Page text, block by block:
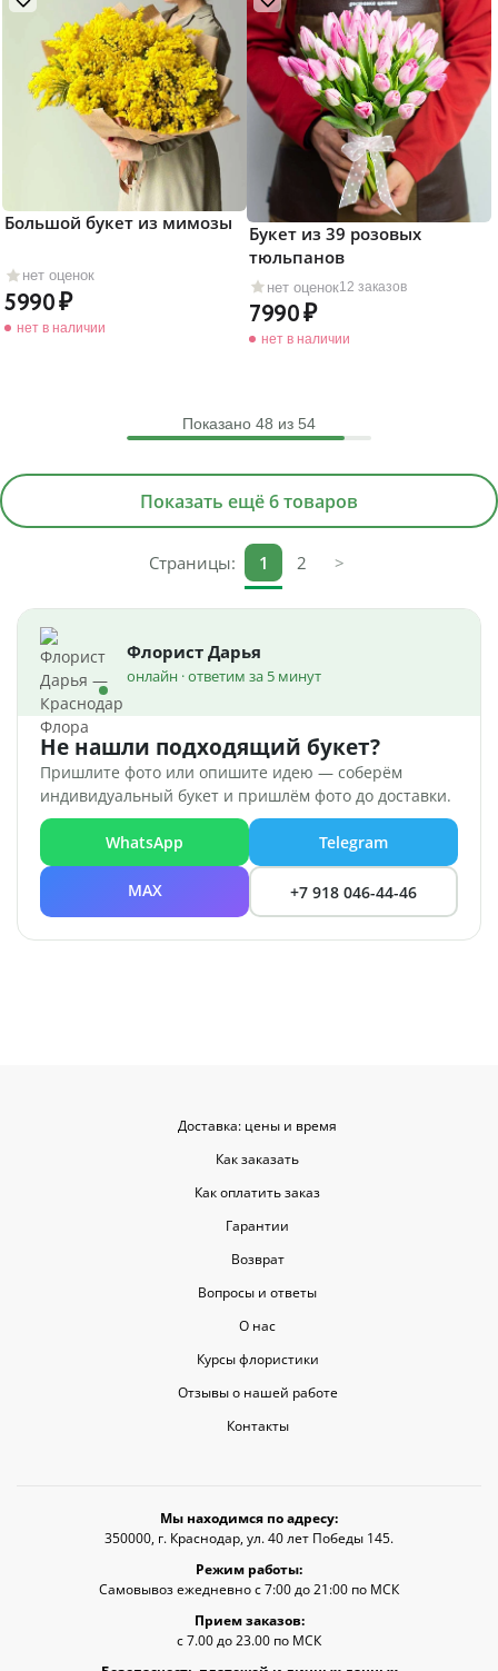
нет оценок
Большой букет из мимозы
5990
нет в наличии
нет оценок12 заказов
Букет из 39 розовых
тюльпанов
7990
нет в наличии
Показано 48 из 54
Показать ещё 6 товаров
Страницы: 1 2 >
Флорист Дарья
онлайн · ответим за 5 минут
Не нашли подходящий букет?
Пришлите фото или опишите идею — соберём
индивидуальный букет и пришлём фото до доставки.
WhatsApp Telegram
MAX +7 918 046-44-46
Доставка: цены и время
Как заказать
Как оплатить заказ
Гарантии
Возврат
Вопросы и ответы
О нас
Курсы флористики
Отзывы о нашей работе
Контакты
Мы находимся по адресу:
350000, г. Краснодар, ул. 40 лет Победы 145.
Режим работы:
Самовывоз ежедневно с 7:00 до 21:00 по МСК
Прием заказов:
с 7.00 до 23.00 по МСК